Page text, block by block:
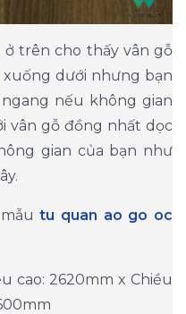
trên cho thấy vân gỗ
dưới nhưng bạn
nếu không gian
vân gỗ đồng nhất dọc
gian của bạn như
mẫutu quan ao go oc
cao: 2620mm x Chiều